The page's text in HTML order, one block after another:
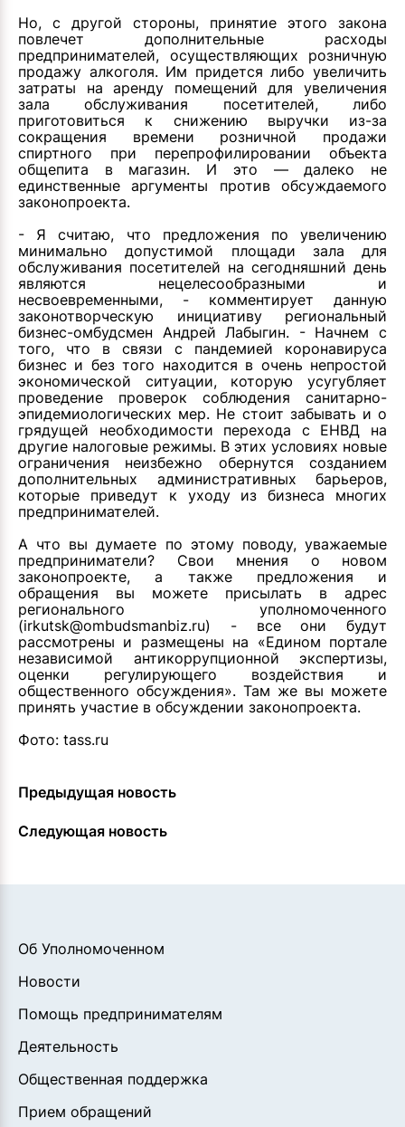
Но, с другой стороны, принятие этого закона
повлечет дополнительные расходы
предпринимателей, осуществляющих розничную
продажу алкоголя. Им придется либо увеличить
затраты на аренду помещений для увеличения
зала обслуживания посетителей, либо
приготовиться к снижению выручки из-за
сокращения времени розничной продажи
спиртного при перепрофилировании объекта
общепита в магазин. И это — далеко не
единственные аргументы против обсуждаемого
законопроекта.
- Я считаю, что предложения по увеличению
минимально допустимой площади зала для
обслуживания посетителей на сегодняшний день
являются нецелесообразными и
несвоевременными, - комментирует данную
законотворческую инициативу региональный
бизнес-омбудсмен Андрей Лабыгин. - Начнем с
того, что в связи с пандемией коронавируса
бизнес и без того находится в очень непростой
экономической ситуации, которую усугубляет
проведение проверок соблюдения санитарно-
эпидемиологических мер. Не стоит забывать и о
грядущей необходимости перехода с ЕНВД на
другие налоговые режимы. В этих условиях новые
ограничения неизбежно обернутся созданием
дополнительных административных барьеров,
которые приведут к уходу из бизнеса многих
предпринимателей.
А что вы думаете по этому поводу, уважаемые
предприниматели? Свои мнения о новом
законопроекте, а также предложения и
обращения вы можете присылать в адрес
регионального уполномоченного
(irkutsk@ombudsmanbiz.ru) - все они будут
рассмотрены и размещены на «Едином портале
независимой антикоррупционной экспертизы,
оценки регулирующего воздействия и
общественного обсуждения». Там же вы можете
принять участие в обсуждении законопроекта.
Фото: tass.ru
Предыдущая новость
Следующая новость
Об Уполномоченном
Новости
Помощь предпринимателям
Деятельность
Общественная поддержка
Прием обращений